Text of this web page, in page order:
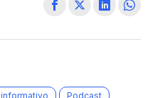
informativo Podcast